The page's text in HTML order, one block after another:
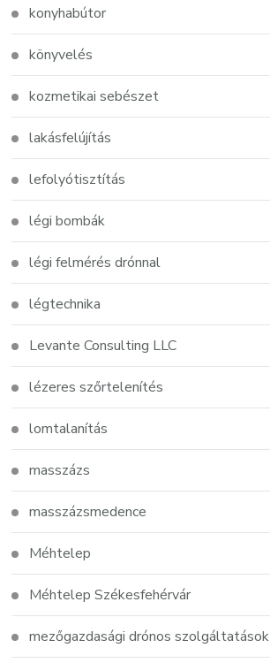
konyhabútor
könyvelés
kozmetikai sebészet
lakásfelújítás
lefolyótisztítás
légi bombák
légi felmérés drónnal
légtechnika
Levante Consulting LLC
lézeres szőrtelenítés
lomtalanítás
masszázs
masszázsmedence
Méhtelep
Méhtelep Székesfehérvár
mezőgazdasági drónos szolgáltatások